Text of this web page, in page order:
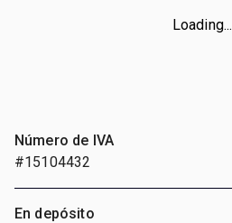
Loading...
Número de IVA
#15104432
En depósito